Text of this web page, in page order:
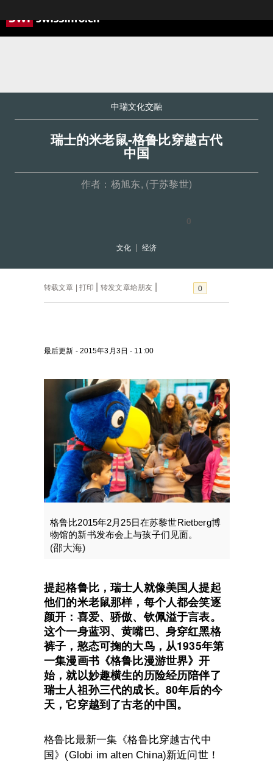
中瑞文化交融
瑞士的米老鼠-格鲁比穿越古代
中国
作者： 杨旭东, (于苏黎世)
0
文化 经济
转载文章 打印 转发文章给朋友 0
最后更新 - 2015年3月3日 - 11:00
格鲁比2015年2月25日在苏黎世Rietberg博
物馆的新书发布会上与孩子们见面。
(邵大海)
提起格鲁比，瑞士人就像美国人提起
他们的米老鼠那样，每个人都会笑逐
颜开：喜爱、骄傲、钦佩溢于言表。
这个一身蓝羽、黄嘴巴、身穿红黑格
裤子，憨态可掬的大鸟，从1935年第
一集漫画书《格鲁比漫游世界》开
始，就以妙趣横生的历险经历陪伴了
瑞士人祖孙三代的成长。80年后的今
天，它穿越到了古老的中国。
格鲁比最新一集《格鲁比穿越古代中
国》(Globi im alten China)新近问世！